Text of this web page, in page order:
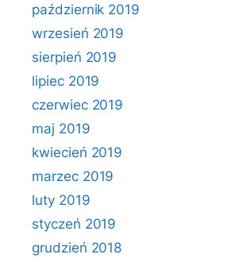
październik 2019
wrzesień 2019
sierpień 2019
lipiec 2019
czerwiec 2019
maj 2019
kwiecień 2019
marzec 2019
luty 2019
styczeń 2019
grudzień 2018